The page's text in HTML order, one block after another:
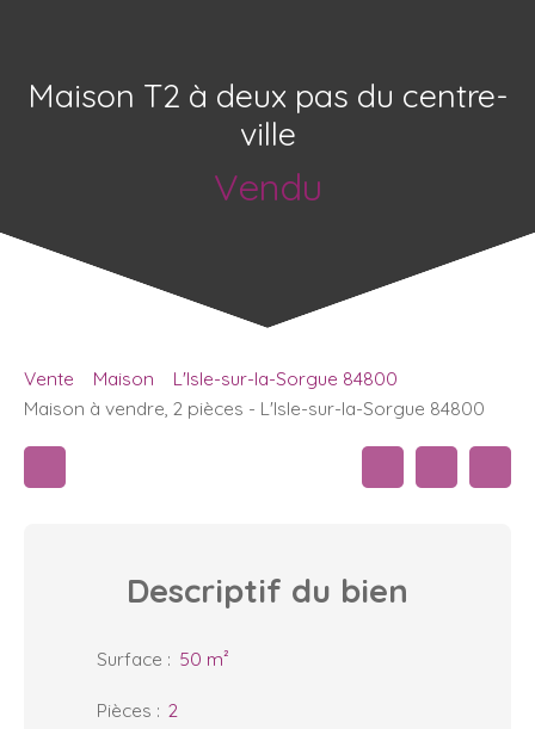
Maison T2 à deux pas du centre-
ville
Vendu
Vente Maison
L'Isle-sur-la-Sorgue 84800
Maison à vendre, 2 pièces - L'Isle-sur-la-Sorgue 84800
Descriptif du bien
Surface : 50 m²
Pièces : 2